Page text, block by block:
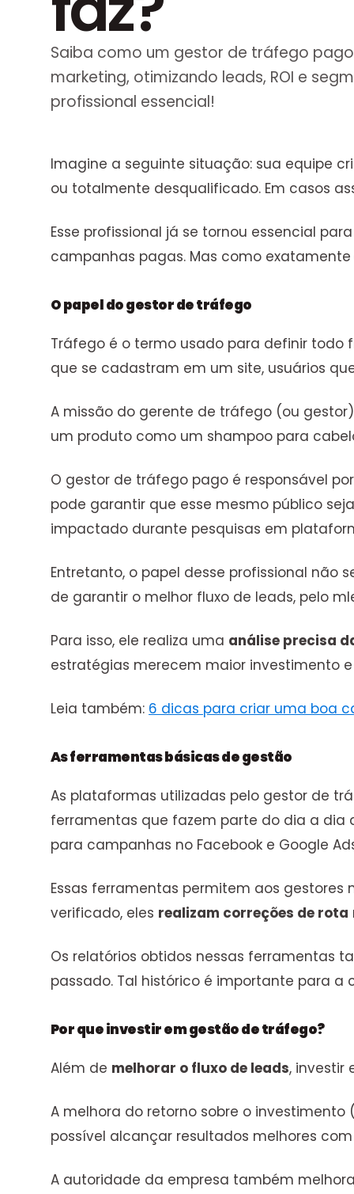
Saiba como um gestor de tráfego
marketing, otimizando leads, ROI e
profissional essencial!
Imagine a seguinte situação: sua equipe
ou totalmente desqualificado. Em casos
Esse profissional já se tornou essencial
campanhas pagas. Mas como
O papel do gestor de tráfego
Tráfego é o termo usado para definir todo
que se cadastram em um site, usuários
A missão do gerente de tráfego (ou
um produto como um shampoo para
O gestor de tráfego pago é responsável
pode garantir que esse mesmo público
impactado durante pesquisas em
Entretanto, o papel desse profissional
de garantir o melhor fluxo de leads, pelo
Para isso, ele realiza uma análise precisa
estratégias merecem maior investimento
Leia também: 6 dicas para criar uma boa
As ferramentas básicas de gestão
As plataformas utilizadas pelo gestor de
ferramentas que fazem parte do dia a dia
para campanhas no Facebook e Google
Essas ferramentas permitem aos
verificado, eles realizam correções de rota
Os relatórios obtidos nessas ferramentas
passado. Tal histórico é importante para
Por que investir em gestão de tráfego?
Além de melhorar o fluxo de leads, investir
A melhora do retorno sobre o
possível alcançar resultados melhores
A autoridade da empresa também